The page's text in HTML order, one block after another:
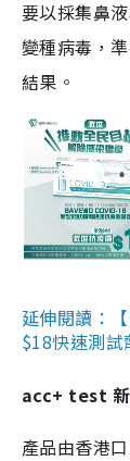
要以採集鼻
變種病毒，
結果。
延伸閱讀：
$18快速測
acc+ test 新
產品由香港